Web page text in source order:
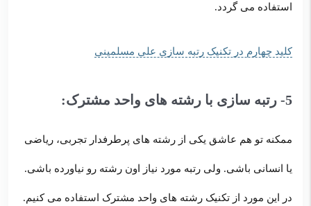
استفاده می گردد.
کلید چهارم در تکنیک رتبه سازی علی مسلمینی
5- رتبه سازی با رشته های واحد مشترک:
ممکنه تو هم عاشق یکی از رشته های پرطرفدار تجربی، ریاضی
یا انسانی باشی. ولی رتبه مورد نیاز اون رشته رو نیاورده باشی.
در این مورد از تکنیک رشته های واحد مشترک استفاده می کنیم.